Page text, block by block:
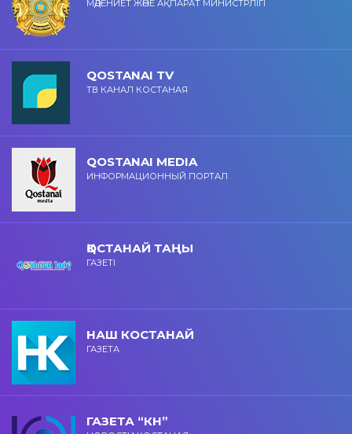
МӘДЕНИЕТ ЖӘНЕ АҚПАРАТ МИНИСТРЛІГІ
QOSTANAI TV
ТВ КАНАЛ КОСТАНАЯ
QOSTANAI MEDIA
ИНФОРМАЦИОННЫЙ ПОРТАЛ
ҚОСТАНАЙ ТАҢЫ
ГАЗЕТІ
НАШ КОСТАНАЙ
ГАЗЕТА
ГАЗЕТА “КН”